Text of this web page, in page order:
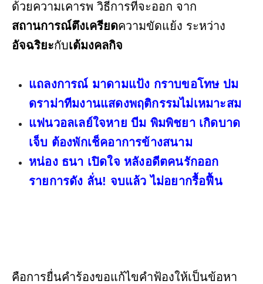
ด้วยความเคารพ วิธีการที่จะออก จาก
สถานการณ์ตึงเครียดความขัดแย้ง ระหว่าง
อัจฉริยะกับเต้มงคลกิจ
แถลงการณ์ มาดามแป้ง กราบขอโทษ ปม
ดราม่าทีมงานแสดงพฤติกรรมไม่เหมาะสม
แฟนวอลเลย์ใจหาย บีม พิมพิชยา เกิดบาด
เจ็บ ต้องพักเช็คอาการข้างสนาม
หน่อง ธนา เปิดใจ หลังอดีตคนรักออก
รายการดัง ลั่น! จบแล้ว ไม่อยากรื้อฟื้น
คือการยื่นคำร้องขอแก้ไขคำฟ้องให้เป็นข้อหา